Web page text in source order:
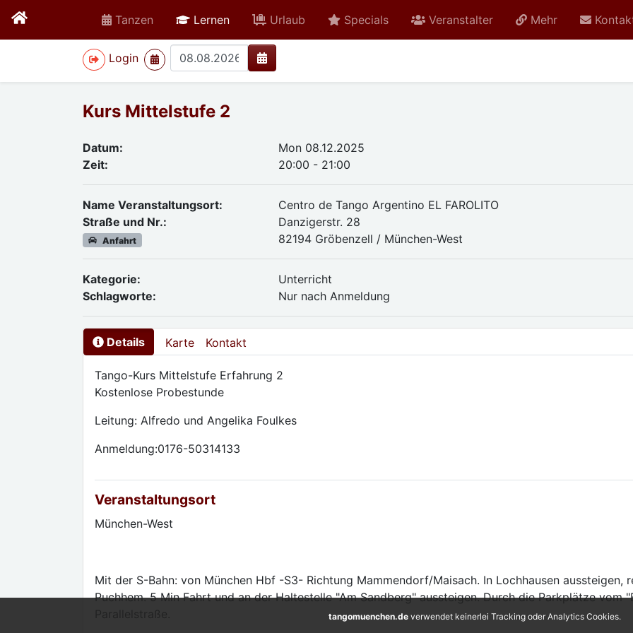
Tanzen Lernenactive Urlaub Specials Veranstalter Mehr
Login
>
Kurs Mittelstufe 2
Datum:
Mon 08.12.2025
Zeit:
20:00 - 21:00
Name Veranstaltungsort:
Centro de Tango Argentino EL FAROLITO
Straße und Nr.:
Anfahrt
Danzigerstr. 28
82194 Gröbenzell / München-West
Kategorie:
Unterricht
Schlagworte:
Nur nach Anmeldung
Details Karte Kontakt
Tango-Kurs Mittelstufe Erfahrung 2
Kostenlose Probestunde
Leitung: Alfredo und Angelika Foulkes
Anmeldung:0176-50314133
Veranstaltungsort
München-West
Mit der S-Bahn: von München Hbf -S3- Richtung Mammendorf/Maisach. In Lochhausen aussteigen,
Puchhem. 5 Min Fahrt und an der Haltestelle "Am Sandberg" aussteigen. Durch die Parkplätze vom
tangomuenchen.de verwendet keinerlei Tracking oder Analytics Cookies.